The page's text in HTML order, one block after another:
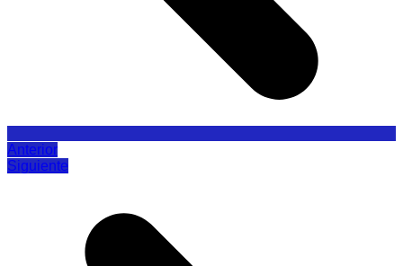
Anterior
Siguiente